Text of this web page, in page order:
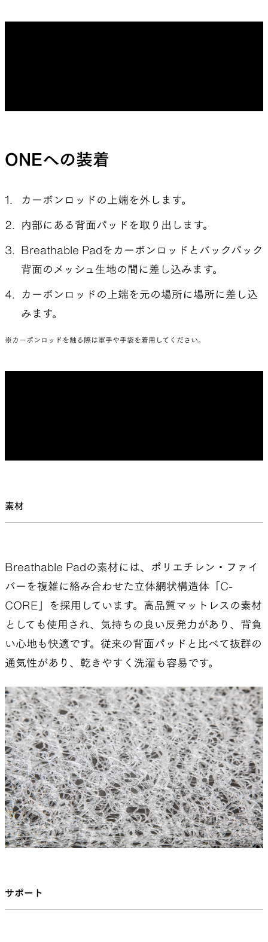
ONEへの装着
カーボンロッドの上端を外します。
内部にある背面パッドを取り出します。
Breathable Padをカーボンロッドとバックパック
背面のメッシュ生地の間に差し込みます。
カーボンロッドの上端を元の場所に場所に差し込
みます。
※カーボンロッドを触る際は軍手や手袋を着用してください。
素材
Breathable Padの素材には、ポリエチレン・ファイ
バーを複雑に絡み合わせた立体網状構造体「C-
CORE」を採用しています。高品質マットレスの素材
としても使用され、気持ちの良い反発力があり、背負
い心地も快適です。従来の背面パッドと比べて抜群の
通気性があり、乾きやすく洗濯も容易です。
サポート